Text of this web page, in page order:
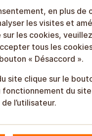
en plus
les visites et
les cookies,
tous les
« Désaccord ».
site clique sur le
fonctionnement du
l’utilisateur.